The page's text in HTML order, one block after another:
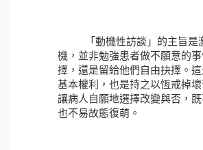
「動機性訪談」的主旨是
機，並非勉強患者做不願意的
擇，還是留給他們自由抉擇。
基本權利，也是持之以恆戒掉
讓病人自願地選擇改變與否，
也不易故態復萌。